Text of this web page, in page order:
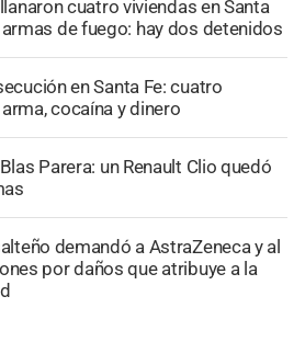
cuatro viviendas en Santa
de fuego: hay dos detenidos
en Santa Fe: cuatro
cocaína y dinero
Parera: un Renault Clio quedó
demandó a AstraZeneca y al
por daños que atribuye a la